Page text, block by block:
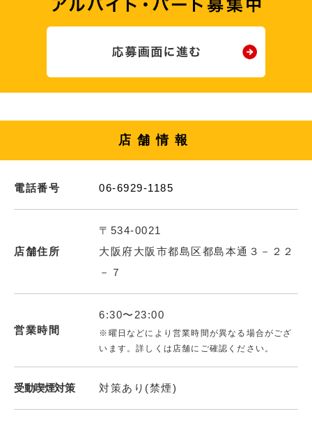
店舗情報
電話番号 06-6929-1185
店舗住所
〒534-0021
大阪府大阪市都島区都島本通３－２２
－７
営業時間
6:30〜23:00
※曜日などにより営業時間が異なる場合がござ
います。詳しくは店舗にご確認ください。
受動喫煙対策 対策あり(禁煙)